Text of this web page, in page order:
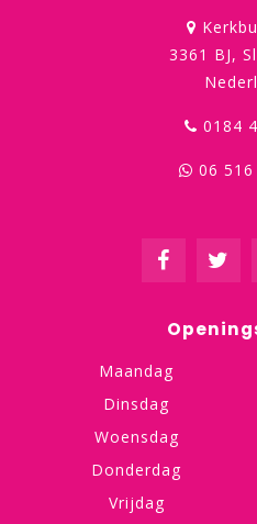
3361 BJ,
0184
06
Maandag
Dinsdag
Woensdag
Donderdag
Vrijdag